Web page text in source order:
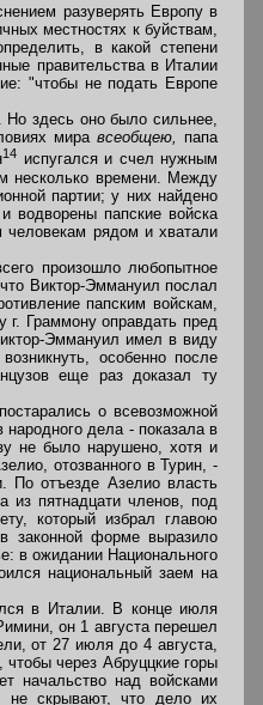
разуверять Европу в
местностях к буйствам,
в какой степени
правительства в Италии
"чтобы не подать Европе
Но здесь оно было сильнее,
миравсеобщею, папа
14 испугался и счел нужным
несколько времени. Между
партии; у них найдено
водворены папские войска
рядом и хватали
произошло любопытное
Виктор-Эммануил послал
папским войскам,
Граммону оправдать пред
Эммануил имел в виду
особенно после
еще раз доказал ту
о всевозможной
дела - показала в
не было нарушено, хотя и
отозванного в Турин, -
По отъезде Азелио власть
из пятнадцати членов, под
который избрал главою
законной форме выразило
в ожидании Национального
национальный заем на
в Италии. В конце июля
он 1 августа перешел
от 27 июля до 4 августа,
через Абруццкие горы
начальство над войсками
не скрывают, что дело их